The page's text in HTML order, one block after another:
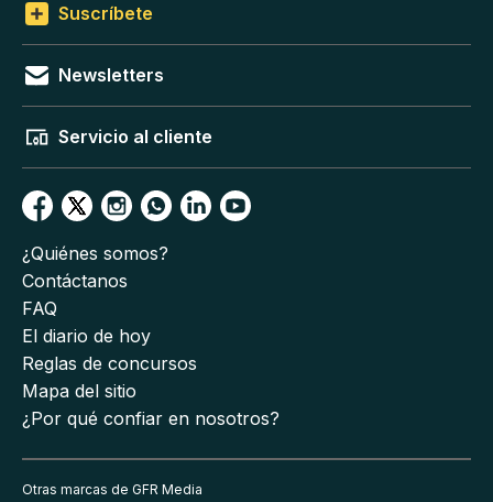
Suscríbete
Newsletters
Servicio al cliente
¿Quiénes somos?
Contáctanos
FAQ
El diario de hoy
Reglas de concursos
Mapa del sitio
¿Por qué confiar en nosotros?
Otras marcas de GFR Media